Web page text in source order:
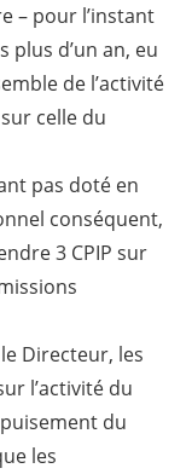
– pour l’instant
plus d’un an, eu
de l’activité
celle du
pas doté en
conséquent,
3 CPIP sur
Directeur, les
l’activité du
du
les